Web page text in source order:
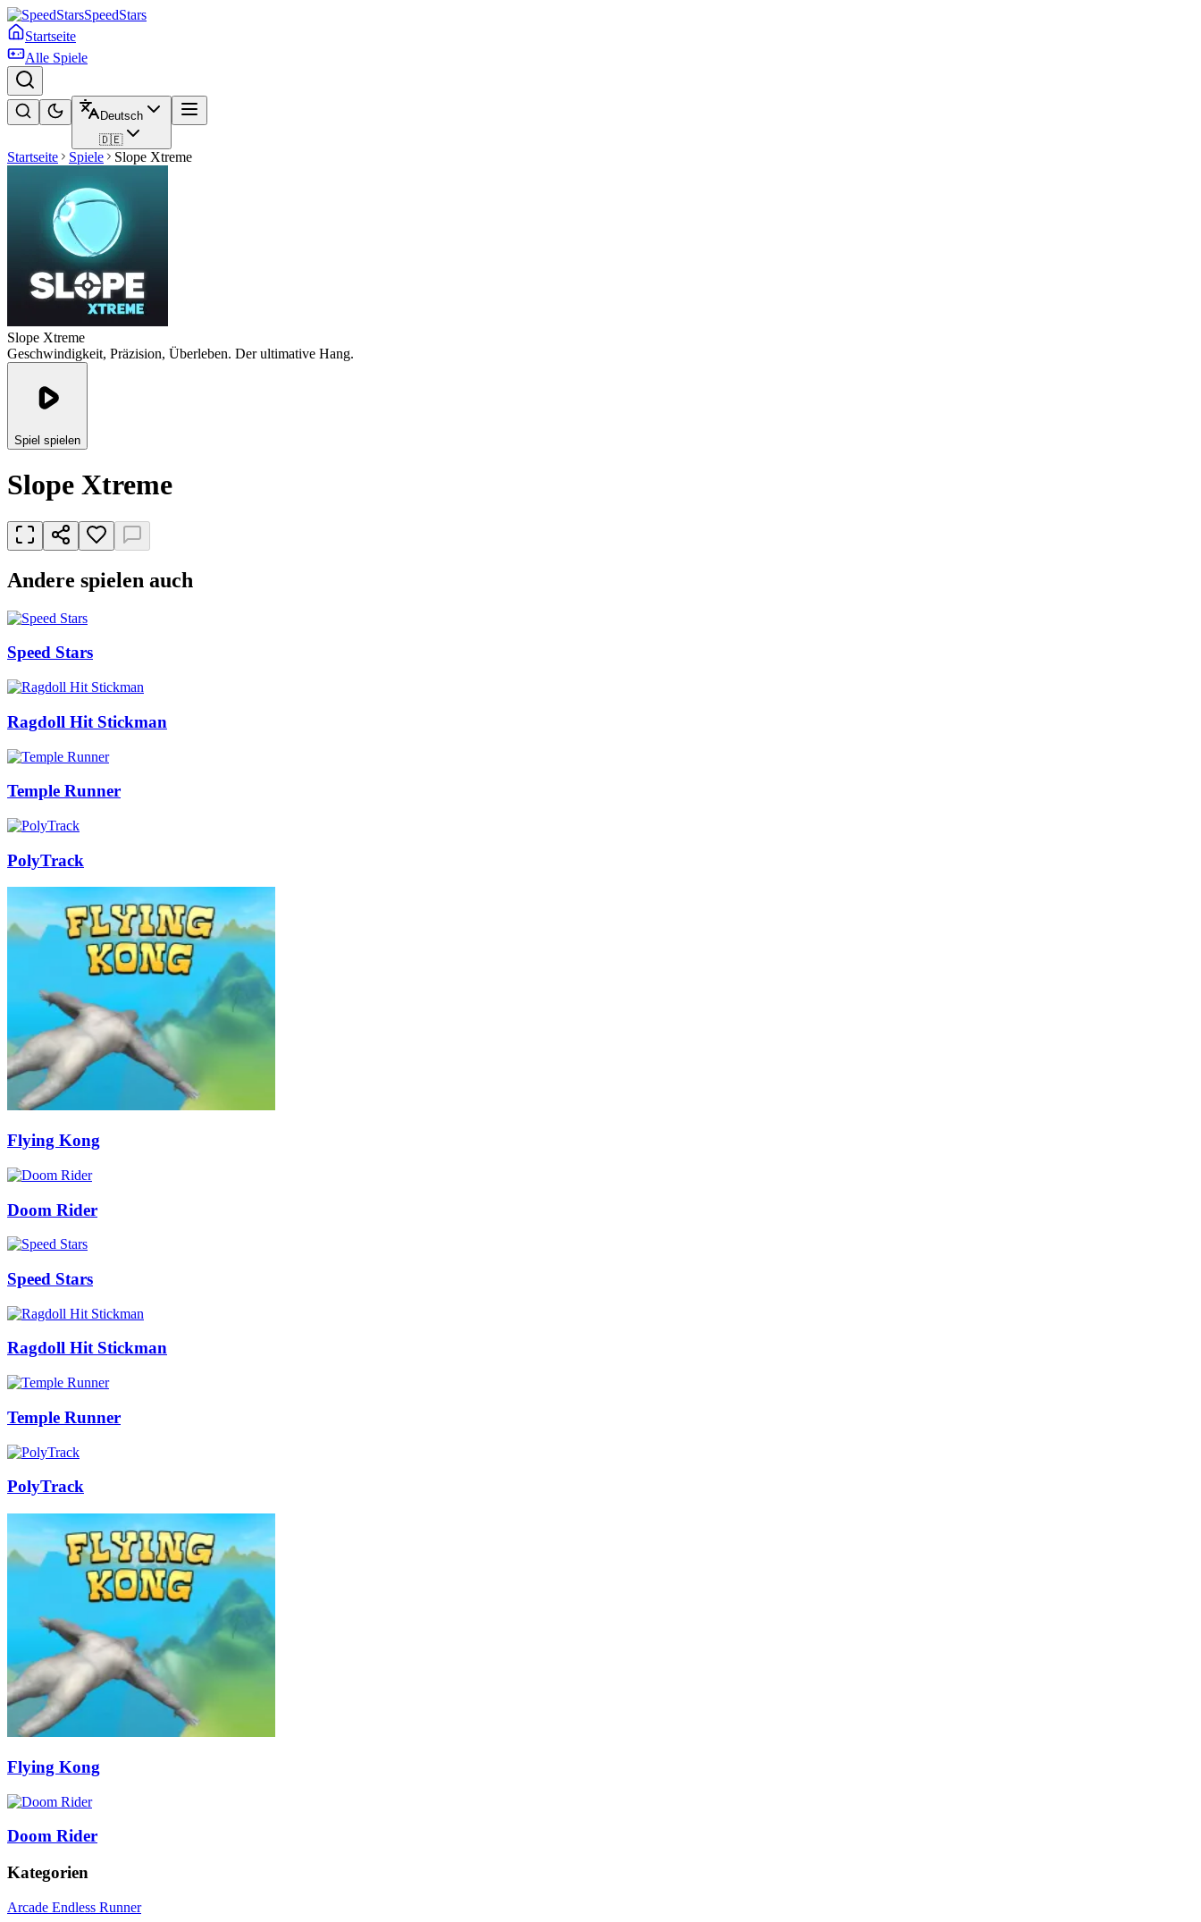
SpeedStars
Startseite
Alle Spiele
Deutsch
🇩🇪
Startseite Spiele Slope Xtreme
Slope Xtreme
Geschwindigkeit, Präzision, Überleben. Der ultimative Hang.
Spiel spielen
Slope Xtreme
Andere spielen auch
Speed Stars
Ragdoll Hit Stickman
Temple Runner
PolyTrack
Flying Kong
Doom Rider
Speed Stars
Ragdoll Hit Stickman
Temple Runner
PolyTrack
Flying Kong
Doom Rider
Kategorien
Arcade Endless Runner